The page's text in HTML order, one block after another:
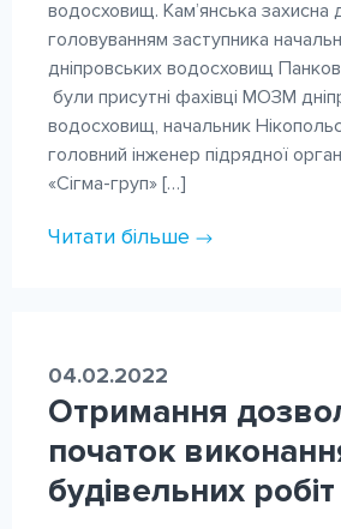
водосховищ. Кам’янська захисна
головуванням заступника
дніпровських водосховищ
були присутні фахівці МОЗМ
водосховищ, начальник
головний інженер підрядної
«Сігма-груп» […]
Читати більше
04.02.2022
Отримання
початок
будівельних робіт